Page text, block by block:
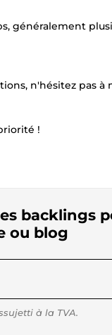
généralement
n'hésitez pas à
!
backlings
ou blog
17,34 $US
à la TVA.